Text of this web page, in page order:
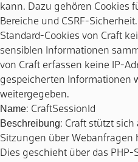
kann. Dazu gehören Cookies
Bereiche und CSRF-
Standard-Cookies von Craft
sensiblen Informationen
von Craft erfassen keine IP-
gespeicherten Informationen
weitergegeben.
Name: CraftSessionId
Beschreibung: Craft stützt
Sitzungen über Webanfragen
Dies geschieht über das